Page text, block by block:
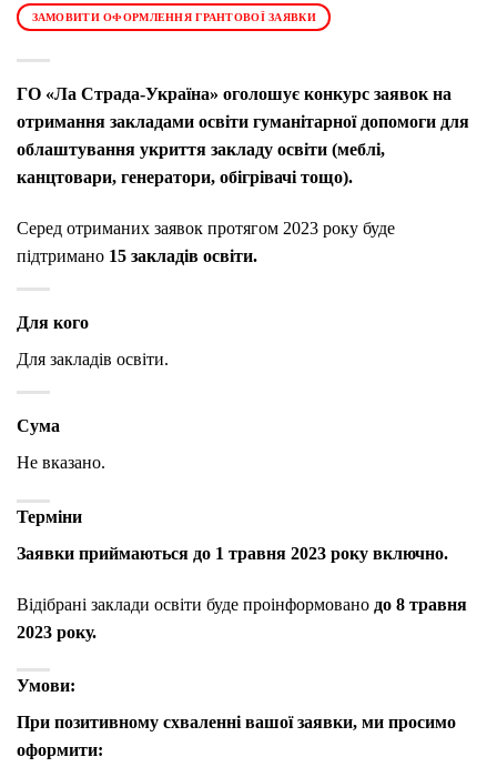
ЗАМОВИТИ ОФОРМЛЕННЯ ГРАНТОВОЇ ЗАЯВКИ
ГО «Ла Страда-Україна» оголошує конкурс заявок на
отримання закладами освіти гуманітарної допомоги для
облаштування укриття закладу освіти (меблі,
канцтовари, генератори, обігрівачі тощо).
Серед отриманих заявок протягом 2023 року буде
підтримано 15 закладів освіти.
Для кого
Для закладів освіти.
Сума
Не вказано.
Терміни
Заявки приймаються до 1 травня 2023 року включно.
Відібрані заклади освіти буде проінформовано до 8 травня
2023 року.
Умови:
При позитивному схваленні вашої заявки, ми просимо
оформити: